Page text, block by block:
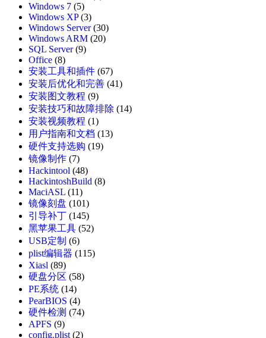
Windows 7 (5)
Windows XP(3)
Windows Server(30)
Windows ARM (20)
SQL Server(9)
Office (8)
安装工具和插件 (67)
安装后优化和完善 (41)
安装图文教程 (9)
安装技巧和故障排除 (14)
安装视频教程 (1)
用户指南和文档 (13)
硬件支持选购 (19)
镜像制作 (7)
Hackintool (48)
HackintoshBuild (8)
MaciASL (11)
镜像刻盘 (101)
引导补丁 (145)
黑苹果工具 (52)
USB定制 (6)
plist编辑器 (115)
Xiasl (89)
硬盘分区 (58)
PE系统 (14)
PearBIOS (4)
硬件检测 (74)
APFS (9)
config.plist(2)